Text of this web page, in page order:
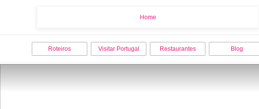
Home
Roteiros Visitar Portugal Restaurantes Blog